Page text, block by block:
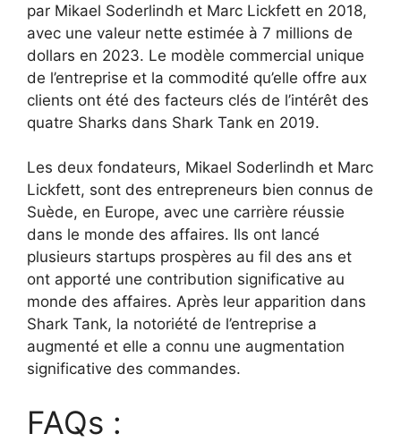
par Mikael Soderlindh et Marc Lickfett en 2018,
avec une valeur nette estimée à 7 millions de
dollars en 2023. Le modèle commercial unique
de l’entreprise et la commodité qu’elle offre aux
clients ont été des facteurs clés de l’intérêt des
quatre Sharks dans Shark Tank en 2019.
Les deux fondateurs, Mikael Soderlindh et Marc
Lickfett, sont des entrepreneurs bien connus de
Suède, en Europe, avec une carrière réussie
dans le monde des affaires. Ils ont lancé
plusieurs startups prospères au fil des ans et
ont apporté une contribution significative au
monde des affaires. Après leur apparition dans
Shark Tank, la notoriété de l’entreprise a
augmenté et elle a connu une augmentation
significative des commandes.
FAQs :